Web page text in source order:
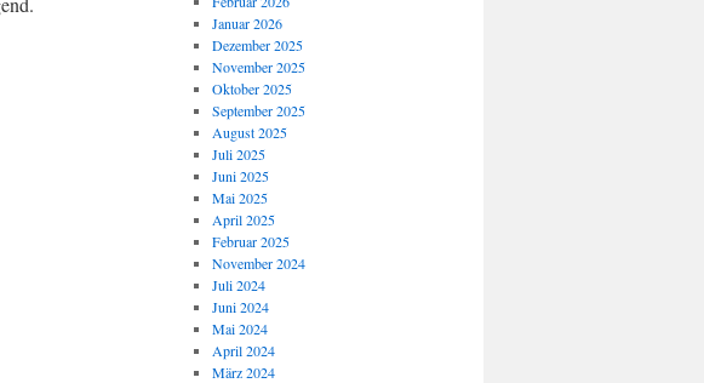
Januar 2026
Dezember 2025
November 2025
Oktober 2025
September 2025
August 2025
Juli 2025
Juni 2025
Mai 2025
April 2025
Februar 2025
November 2024
Juli 2024
Juni 2024
Mai 2024
April 2024
März 2024